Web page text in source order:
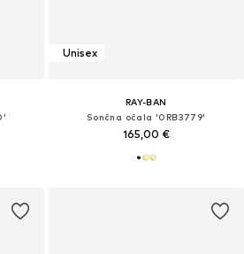
Unisex
RAY-BAN
Sončna očala '0RB3779'
165,00 €